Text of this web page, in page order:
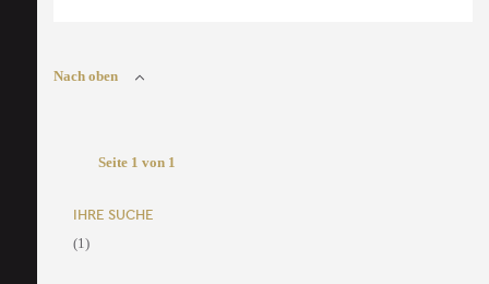
Nach oben
Seite 1 von 1
IHRE SUCHE
(1)